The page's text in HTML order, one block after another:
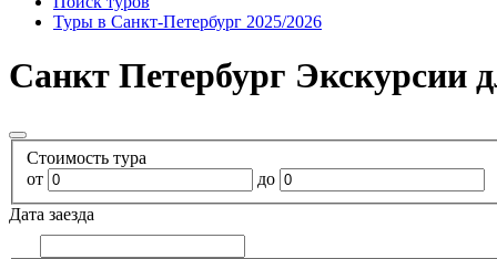
Туры в Санкт-Петербург 2025/2026
Санкт Петербург Экскурсии
Стоимость тура
от
до
Дата заезда